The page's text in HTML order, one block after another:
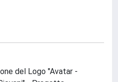
del Logo "Avatar -